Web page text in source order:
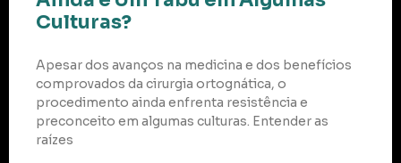
Culturas?
Apesar dos avanços na medicina e dos benefícios
comprovados da cirurgia ortognática, o
procedimento ainda enfrenta resistência e
preconceito em algumas culturas. Entender as
raízes